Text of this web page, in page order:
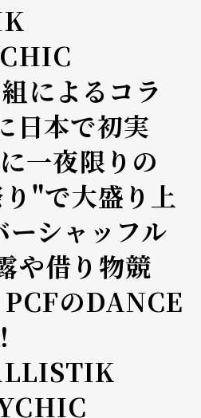
によるコラ
⽇本で初実
一夜限りの
"で大盛り上
ーシャッフル
や借り物競
PCFのDANCE